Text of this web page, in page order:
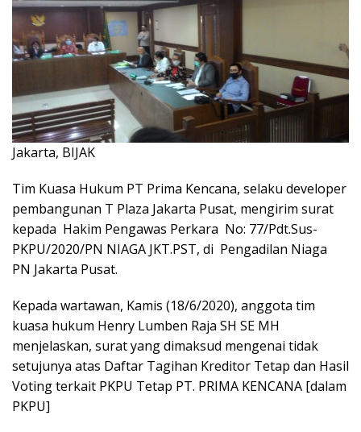
Jakarta, BIJAK
Tim Kuasa Hukum PT Prima Kencana, selaku developer
pembangunan T Plaza Jakarta Pusat, mengirim surat
kepada Hakim Pengawas Perkara No: 77/Pdt.Sus-
PKPU/2020/PN NIAGA JKT.PST, di Pengadilan Niaga
PN Jakarta Pusat.
Kepada wartawan, Kamis (18/6/2020), anggota tim
kuasa hukum Henry Lumben Raja SH SE MH
menjelaskan, surat yang dimaksud mengenai tidak
setujunya atas Daftar Tagihan Kreditor Tetap dan Hasil
Voting terkait PKPU Tetap PT. PRIMA KENCANA [dalam
PKPU]